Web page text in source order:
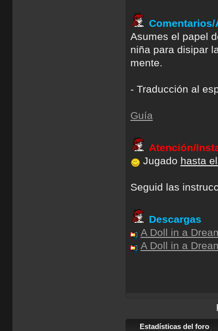
Asumes el papel
niña para disipar
mente.
- Traducción al
Guía
Atención/
Jugado hasta
Seguid las
Descargas
A Doll in a
A Doll in a
Estadísticas del foro